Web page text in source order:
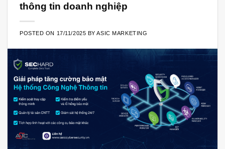
thông tin doanh nghiệp
POSTED ON 17/11/2025 BYASIC MARKETING